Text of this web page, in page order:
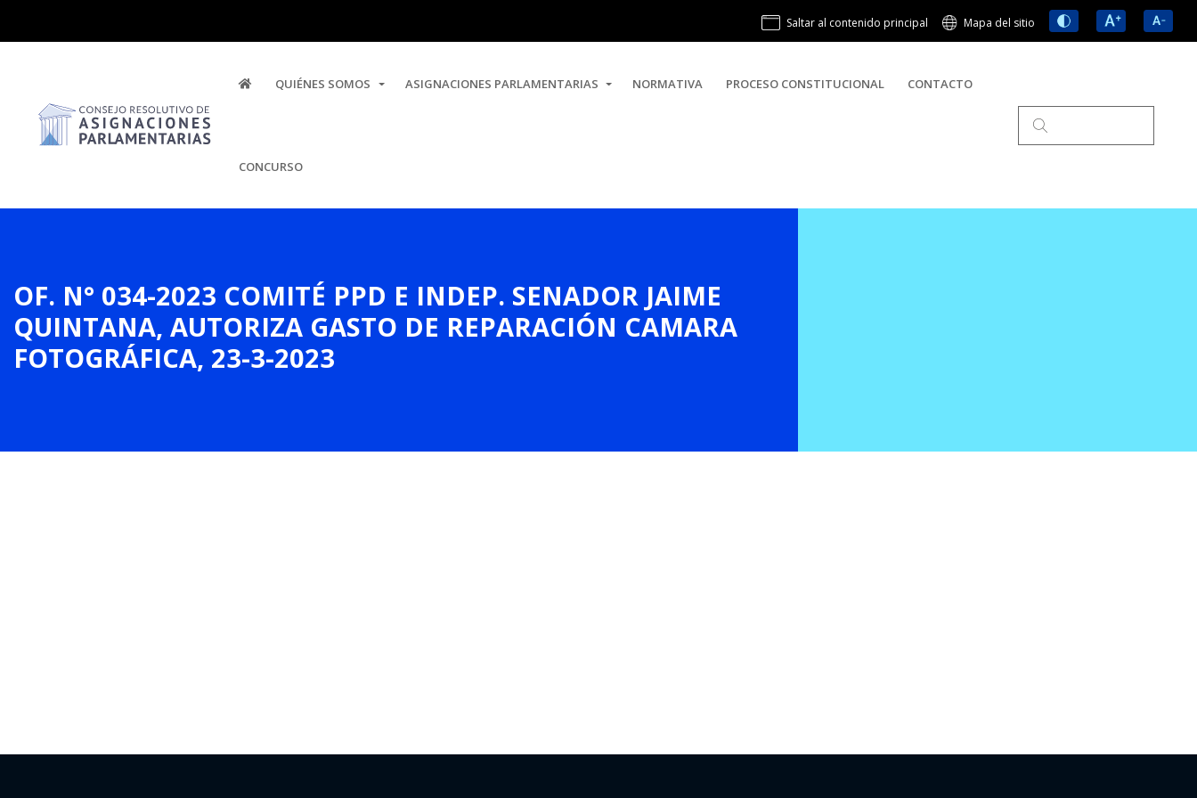
Saltar al contenido principal Mapa del sitio
QUIÉNES SOMOS ASIGNACIONES PARLAMENTARIAS NORMATIVA PROCESO CONSTITUCIONAL CONTACTO
CONCURSO
OF. N° 034-2023 COMITÉ PPD E INDEP. SENADOR JAIME
QUINTANA, AUTORIZA GASTO DE REPARACIÓN CAMARA
FOTOGRÁFICA, 23-3-2023